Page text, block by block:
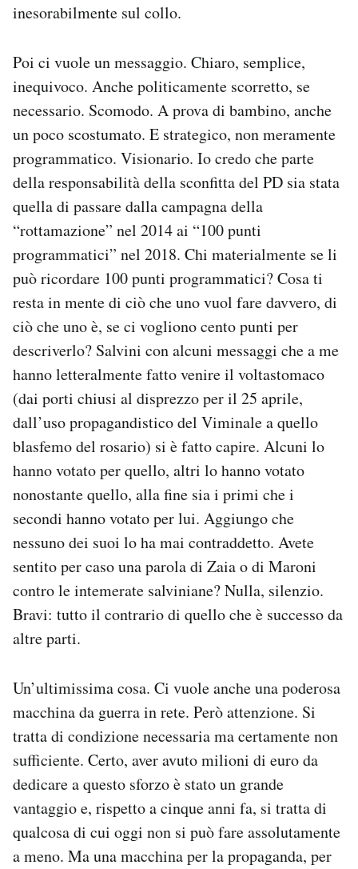
inesorabilmente sul collo.
Poi ci vuole un messaggio. Chiaro, semplice,
inequivoco. Anche politicamente scorretto, se
necessario. Scomodo. A prova di bambino, anche
un poco scostumato. E strategico, non meramente
programmatico. Visionario. Io credo che parte
della responsabilità della sconfitta del PD sia stata
quella di passare dalla campagna della
“rottamazione” nel 2014 ai “100 punti
programmatici” nel 2018. Chi materialmente se li
può ricordare 100 punti programmatici? Cosa ti
resta in mente di ciò che uno vuol fare davvero, di
ciò che uno è, se ci vogliono cento punti per
descriverlo? Salvini con alcuni messaggi che a me
hanno letteralmente fatto venire il voltastomaco
(dai porti chiusi al disprezzo per il 25 aprile,
dall’uso propagandistico del Viminale a quello
blasfemo del rosario) si è fatto capire. Alcuni lo
hanno votato per quello, altri lo hanno votato
nonostante quello, alla fine sia i primi che i
secondi hanno votato per lui. Aggiungo che
nessuno dei suoi lo ha mai contraddetto. Avete
sentito per caso una parola di Zaia o di Maroni
contro le intemerate salviniane? Nulla, silenzio.
Bravi: tutto il contrario di quello che è successo da
altre parti.
Un’ultimissima cosa. Ci vuole anche una poderosa
macchina da guerra in rete. Però attenzione. Si
tratta di condizione necessaria ma certamente non
sufficiente. Certo, aver avuto milioni di euro da
dedicare a questo sforzo è stato un grande
vantaggio e, rispetto a cinque anni fa, si tratta di
qualcosa di cui oggi non si può fare assolutamente
a meno. Ma una macchina per la propaganda, per